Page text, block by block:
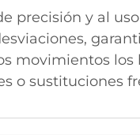
precisión y al
movimientos los
o sustituciones